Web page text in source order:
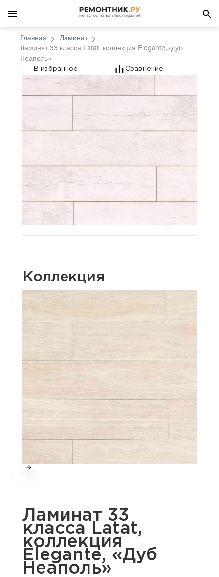
Главная
Ламинат
Ламинат 33 класса Latat, коллекция Elegante,«Дуб
Неаполь»
Ламинат 33 класса
В избранное Сравнение
Коллекция
Ламинат 33
класса Latat,
коллекция
Elegante, «Дуб
Неаполь»